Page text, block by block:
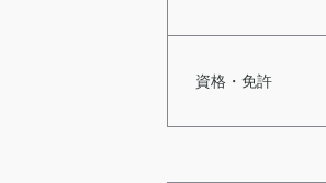
資格・免許